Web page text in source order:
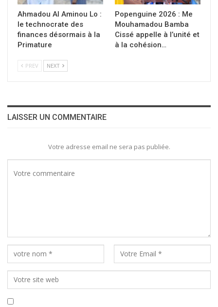
Ahmadou Al Aminou Lo :
le technocrate des
finances désormais à la
Primature
Popenguine 2026 : Me
Mouhamadou Bamba
Cissé appelle à l’unité et
à la cohésion…
PREV NEXT
LAISSER UN COMMENTAIRE
Votre adresse email ne sera pas publiée.